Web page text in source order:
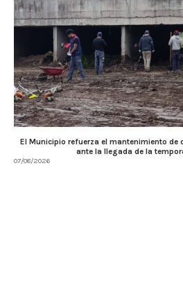
El Municipio refuerza el mantenimiento
ante la llegada de la
07/08/2026